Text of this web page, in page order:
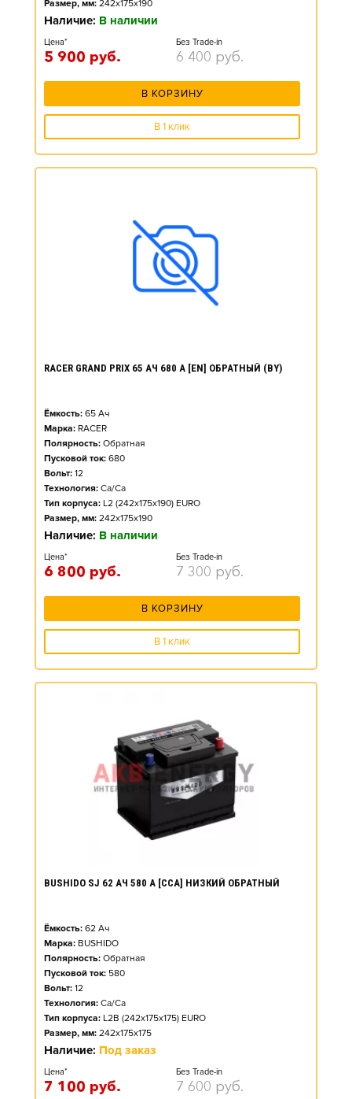
Размер, мм: 242x175x190
Наличие: В наличии
Цена*
5 900 руб.
Без Trade-in
6 400 руб.
В КОРЗИНУ
В 1 клик
RACER GRAND PRIX 65 АЧ 680 А [EN] ОБРАТНЫЙ (BY)
Ёмкость: 65 Ач
Марка: RACER
Полярность: Обратная
Пусковой ток: 680
Вольт: 12
Технология: Ca/Ca
Тип корпуса: L2 (242x175x190) EURO
Размер, мм: 242x175x190
Наличие: В наличии
Цена*
6 800 руб.
Без Trade-in
7 300 руб.
В КОРЗИНУ
В 1 клик
BUSHIDO SJ 62 АЧ 580 А [CCA] НИЗКИЙ ОБРАТНЫЙ
Ёмкость: 62 Ач
Марка: BUSHIDO
Полярность: Обратная
Пусковой ток: 580
Вольт: 12
Технология: Ca/Ca
Тип корпуса: L2B (242x175x175) EURO
Размер, мм: 242x175x175
Наличие: Под заказ
Цена*
7 100 руб.
Без Trade-in
7 600 руб.